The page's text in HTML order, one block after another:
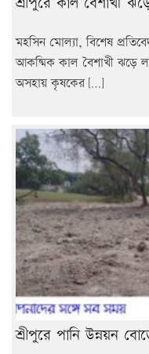
মহসিন মোল্যা, বিশেষ
আকষ্মিক কাল বৈশাখী ঝড়ে
অসহায় কৃষকের […]
শ্রীপুরে পানি উন্নয়ন